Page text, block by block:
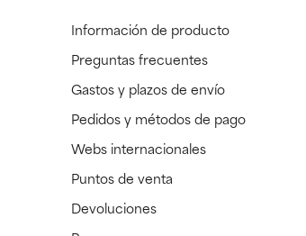
Información de producto
Preguntas frecuentes
Gastos y plazos de envío
Pedidos y métodos de pago
Webs internacionales
Puntos de venta
Devoluciones